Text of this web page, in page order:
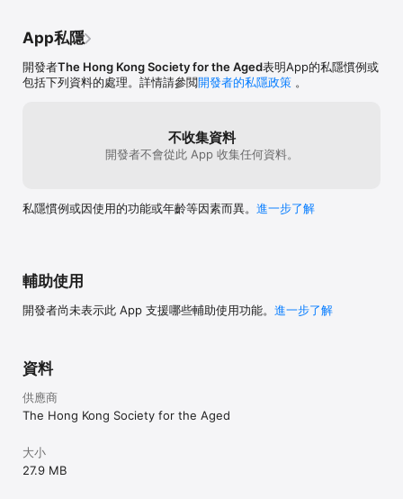
App私隱
開發者The Hong Kong Society for the Aged表明App的私隱慣例或
包括下列資料的處理。詳情請參閲開發者的私隱政策 。
不收集資料
開發者不會從此 App 收集任何資料。
私隱慣例或因使用的功能或年齡等因素而異。 進一步了解
輔助使用
開發者尚未表示此 App 支援哪些輔助使用功能。 進一步了解
資料
供應商
The Hong Kong Society for the Aged
大小
27.9 MB